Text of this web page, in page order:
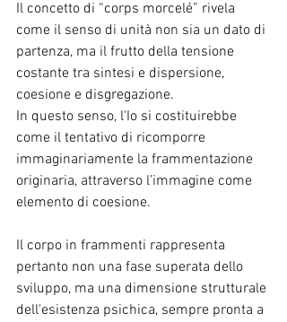
Il concetto di “corps morcelé” rivela
come il senso di unità non sia un dato di
partenza, ma il frutto della tensione
costante tra sintesi e dispersione,
coesione e disgregazione.
In questo senso, l'Io si costituirebbe
come il tentativo di ricomporre
immaginariamente la frammentazione
originaria, attraverso l’immagine come
elemento di coesione.
Il corpo in frammenti rappresenta
pertanto non una fase superata dello
sviluppo, ma una dimensione strutturale
dell'esistenza psichica, sempre pronta a